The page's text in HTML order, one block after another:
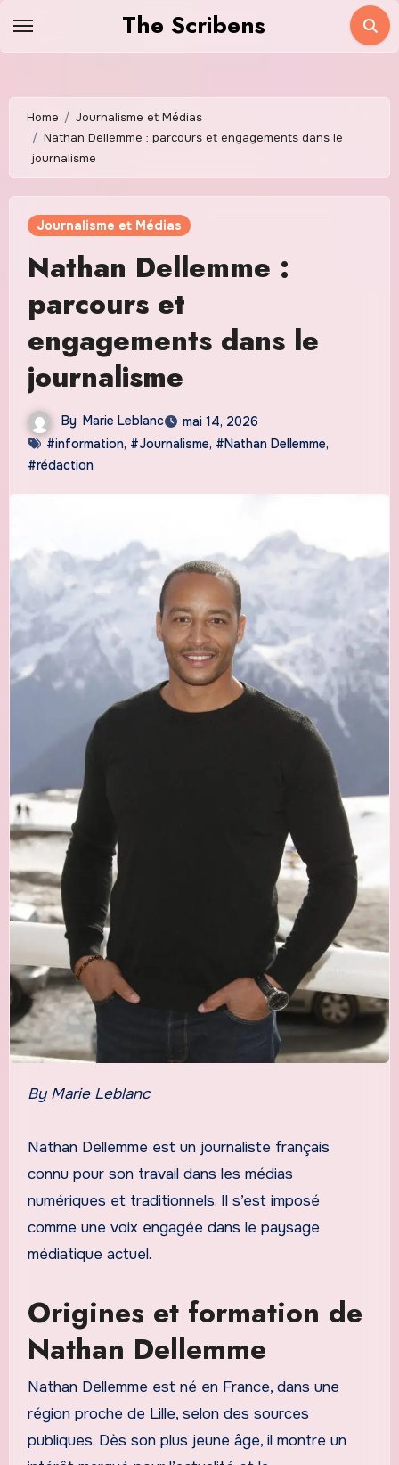
The Scribens
Home
Journalisme et Médias
Nathan Dellemme : parcours et engagements dans le
journalisme
Journalisme et Médias
Nathan Dellemme :
parcours et
engagements dans le
journalisme
By Marie Leblanc
mai 14, 2026
#information, #Journalisme, #Nathan Dellemme,
#rédaction
By Marie Leblanc
Nathan Dellemme est un journaliste français
connu pour son travail dans les médias
numériques et traditionnels. Il s’est imposé
comme une voix engagée dans le paysage
médiatique actuel.
Origines et formation de
Nathan Dellemme
Nathan Dellemme est né en France, dans une
région proche de Lille, selon des sources
publiques. Dès son plus jeune âge, il montre un